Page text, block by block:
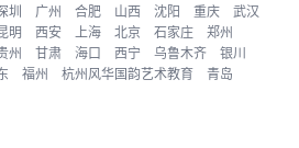
圳 广州 合肥 山西 沈阳 重庆
武汉
明 西安 上海 北京 石家庄
郑州
州 甘肃 海口 西宁 乌鲁木齐
银川
福州 杭州风华国韵艺术教育
青岛